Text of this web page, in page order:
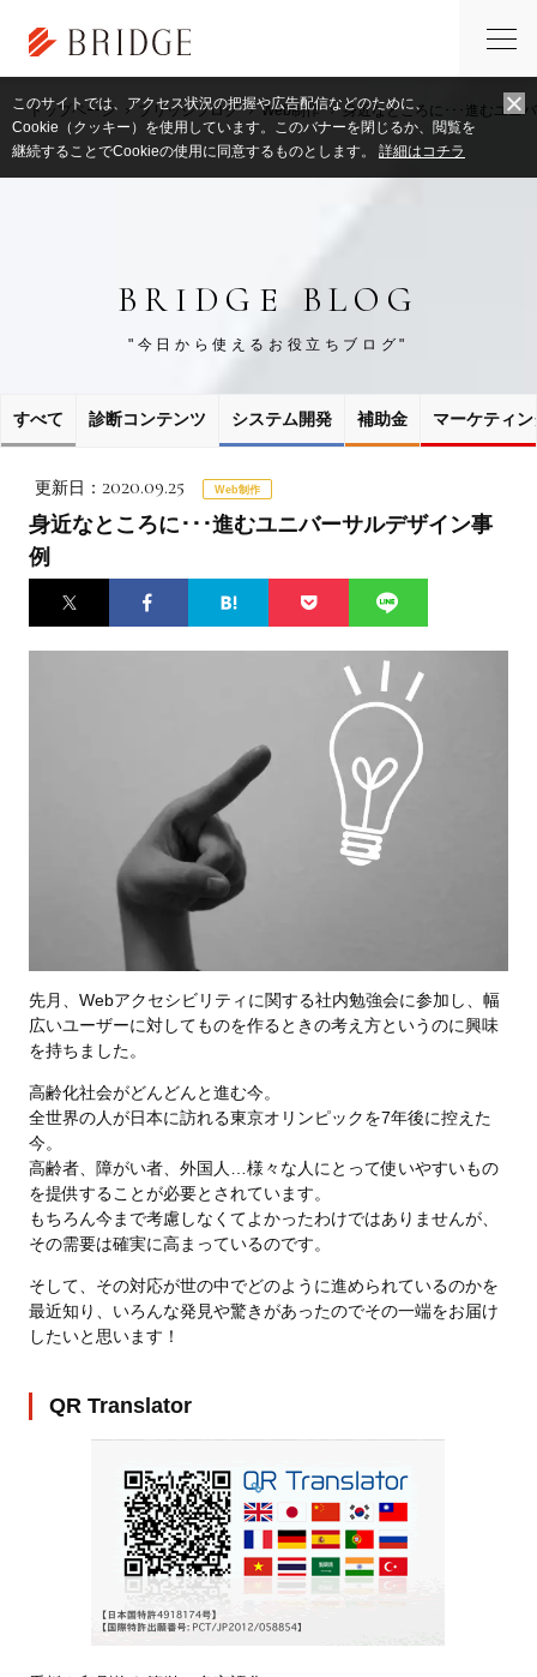
トップページ ブリッジブログ Web制作 身近なところに･･･進むユニ
このサイトでは、アクセス状況の把握や広告配信などのために、
Cookie（クッキー）を使用しています。このバナーを閉じるか、閲覧を
継続することでCookieの使用に同意するものとします。 詳細はコチラ
BRIDGE BLOG
"今日から使えるお役立ちブログ"
すべて 診断コンテンツ システム開発 補助金 マーケティン
更新日： 2020.09.25 Web制作
身近なところに･･･進むユニバーサルデザイン事
例
先月、Webアクセシビリティに関する社内勉強会に参加し、幅
広いユーザーに対してものを作るときの考え方というのに興味
を持ちました。
高齢化社会がどんどんと進む今。
全世界の人が日本に訪れる東京オリンピックを7年後に控えた
今。
高齢者、障がい者、外国人…様々な人にとって使いやすいもの
を提供することが必要とされています。
もちろん今まで考慮しなくてよかったわけではありませんが、
その需要は確実に高まっているのです。
そして、その対応が世の中でどのように進められているのかを
最近知り、いろんな発見や驚きがあったのでその一端をお届け
したいと思います！
QR Translator